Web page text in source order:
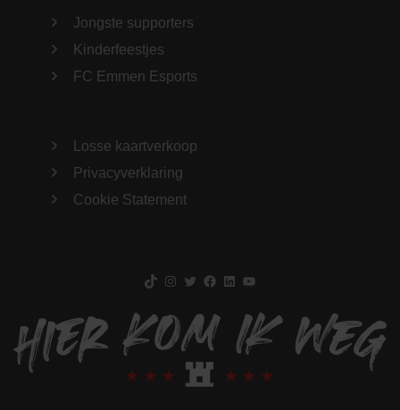
Jongste supporters
Kinderfeestjes
FC Emmen Esports
Losse kaartverkoop
Privacyverklaring
Cookie Statement